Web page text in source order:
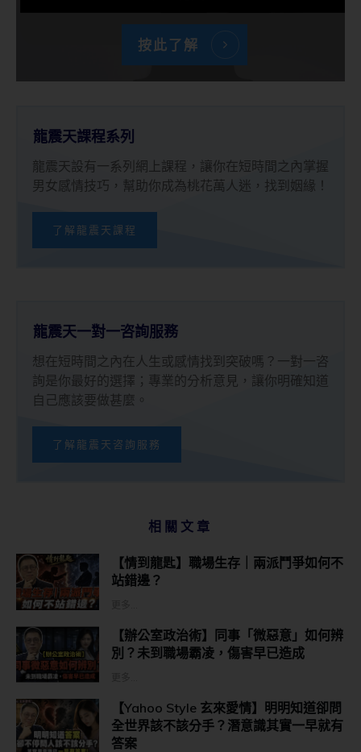
按此了解
龍震天課程系列
龍震天設有一系列網上課程，讓你在短時間之內掌握
男女感情技巧，幫助你成為桃花萬人迷，找到姻緣！
了解龍震天課程
龍震天一對一咨詢服務
想在短時間之內在人生或感情找到突破嗎？一對一咨
詢是你最好的選擇；專業的分析意見，讓你明確知道
自己應該要做甚麼。
了解龍震天咨詢服務
相關文章
【情到龍匙】職場生存｜兩派鬥爭如何不
站錯邊？
【辦公室政治術】同事「微惡意」如何辨
別？未到職場霸凌，傷害早已造成
【Yahoo Style 玄來愛情】明明知道卻問
全世界該不該分手？潛意識其實一早就有
答案